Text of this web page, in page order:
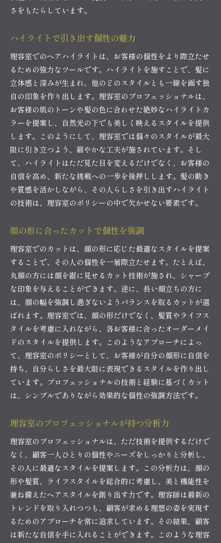
さをもたらしています。
ハイライトで引き出す個性の魅力
理容室でのヘアハイライトは、お客様の個性をより際立たせ
るための強力なツールです。ハイライトを施すことで、髪に
立体感と深みが生まれ、他のどのスタイルとも一線を画す独
自の印象を作り出します。理容室のプロフェッショナルは、
お客様の肌のトーンや髪の色に合わせた絶妙なハイライトカ
ラーを提案し、自然光の下でも美しく映えるスタイルを提供
します。このようにして、理容室では個々のスタイルが最大
限に引き立つよう、細やかな工夫が施されています。そし
て、ハイライトはただ見た目を変えるだけでなく、お客様の
自信を高め、新たな挑戦への一歩を後押しします。髪の動き
や質感を活かしながら、その人らしさを引き出すハイライト
の技術は、理容室のポリシーの中で欠かせない要素です。
顔の形に合ったカットで個性を強調
理容室でのカットは、顔の形に応じた最適なスタイルを提案
することで、その人の個性を一層際立たせます。たとえば、
丸顔の方には顔を縦に見せるカット技術が施され、シャープ
な印象を与えることができます。逆に、長い顔立ちの方に
は、顔の幅を強調し過ぎないようバランスを取るカットが選
ばれます。理容室では、顔の形だけでなく、髪質やライフス
タイルを考慮に入れながら、各お客様に合ったオーダーメイ
ドのスタイルを提供します。このようなアプローチによっ
て、理容室のポリシーとして、お客様が自分の顔形に自信を
持ち、自分らしさを最大限に表現できるスタイルを作り出し
ています。プロフェッショナルの技術と経験に基づくカット
は、シンプルでありながら効果的な個性の強調方法です。
理容室のプロフェッショナルが持つ分析力
理容室のプロフェッショナルは、ただ技術を提供するだけで
なく、顧客一人ひとりの個性やニーズをしっかりと分析し、
その人に最適なスタイルを提案します。この分析力は、顔の
形や髪質、ライフスタイルを総合的に考慮し、美と機能性を
兼ね備えたヘアスタイルを創り出す力です。理容師は最新の
トレンドを取り入れつつも、顧客が求める理想の姿を実現す
るためのアプローチを常に追求しています。その結果、顧客
は新たな自信を手に入れることができます。このような理容